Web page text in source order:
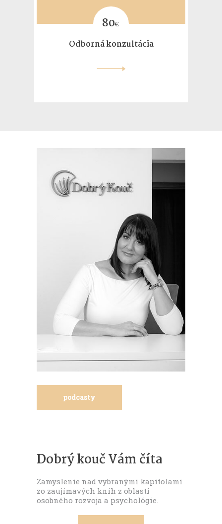
80€
Odborná konzultácia
podcasty
Dobrý kouč Vám číta
Zamyslenie nad vybranými kapitolami
zo zaujímavých kníh z oblasti
osobného rozvoja a psychológie.